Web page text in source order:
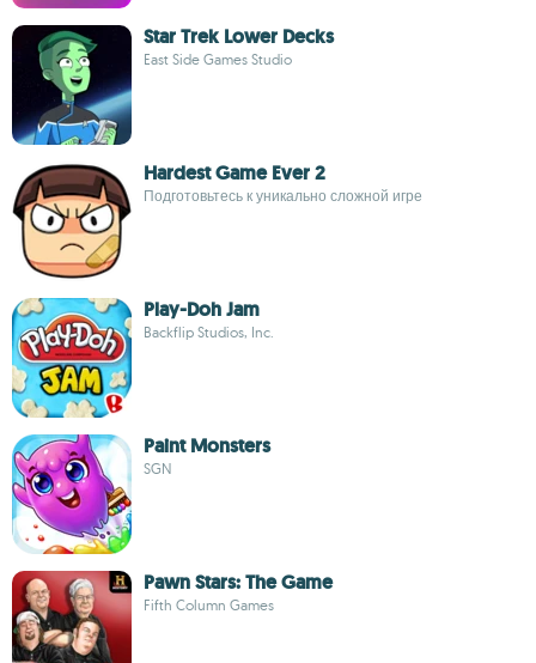
Star Trek Lower Decks
East Side Games Studio
Hardest Game Ever 2
Подготовьтесь к уникально сложной игре
Play-Doh Jam
Backflip Studios, Inc.
Paint Monsters
SGN
Pawn Stars: The Game
Fifth Column Games